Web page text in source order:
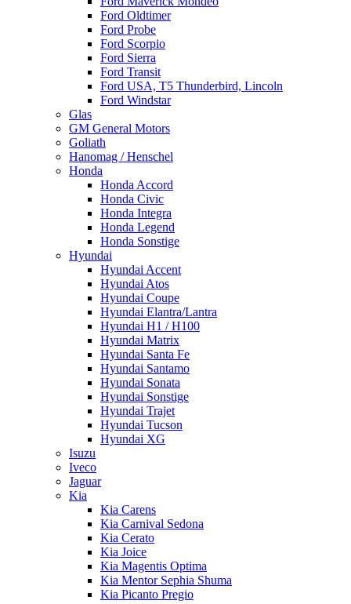
Ford Oldtimer
Ford Probe
Ford Scorpio
Ford Sierra
Ford Transit
Ford USA, T5 Thunderbird, Lincoln
Ford Windstar
Glas
GM General Motors
Goliath
Hanomag / Henschel
Honda
Honda Accord
Honda Civic
Honda Integra
Honda Legend
Honda Sonstige
Hyundai
Hyundai Accent
Hyundai Atos
Hyundai Coupe
Hyundai Elantra/Lantra
Hyundai H1 / H100
Hyundai Matrix
Hyundai Santa Fe
Hyundai Santamo
Hyundai Sonata
Hyundai Sonstige
Hyundai Trajet
Hyundai Tucson
Hyundai XG
Isuzu
Iveco
Jaguar
Kia
Kia Carens
Kia Carnival Sedona
Kia Cerato
Kia Joice
Kia Magentis Optima
Kia Mentor Sephia Shuma
Kia Picanto Pregio